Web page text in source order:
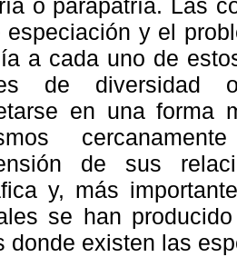
o parapatría. Las
especiación y el
a cada uno de
de diversidad
en una forma
de sus
y, más
se han
donde existen las